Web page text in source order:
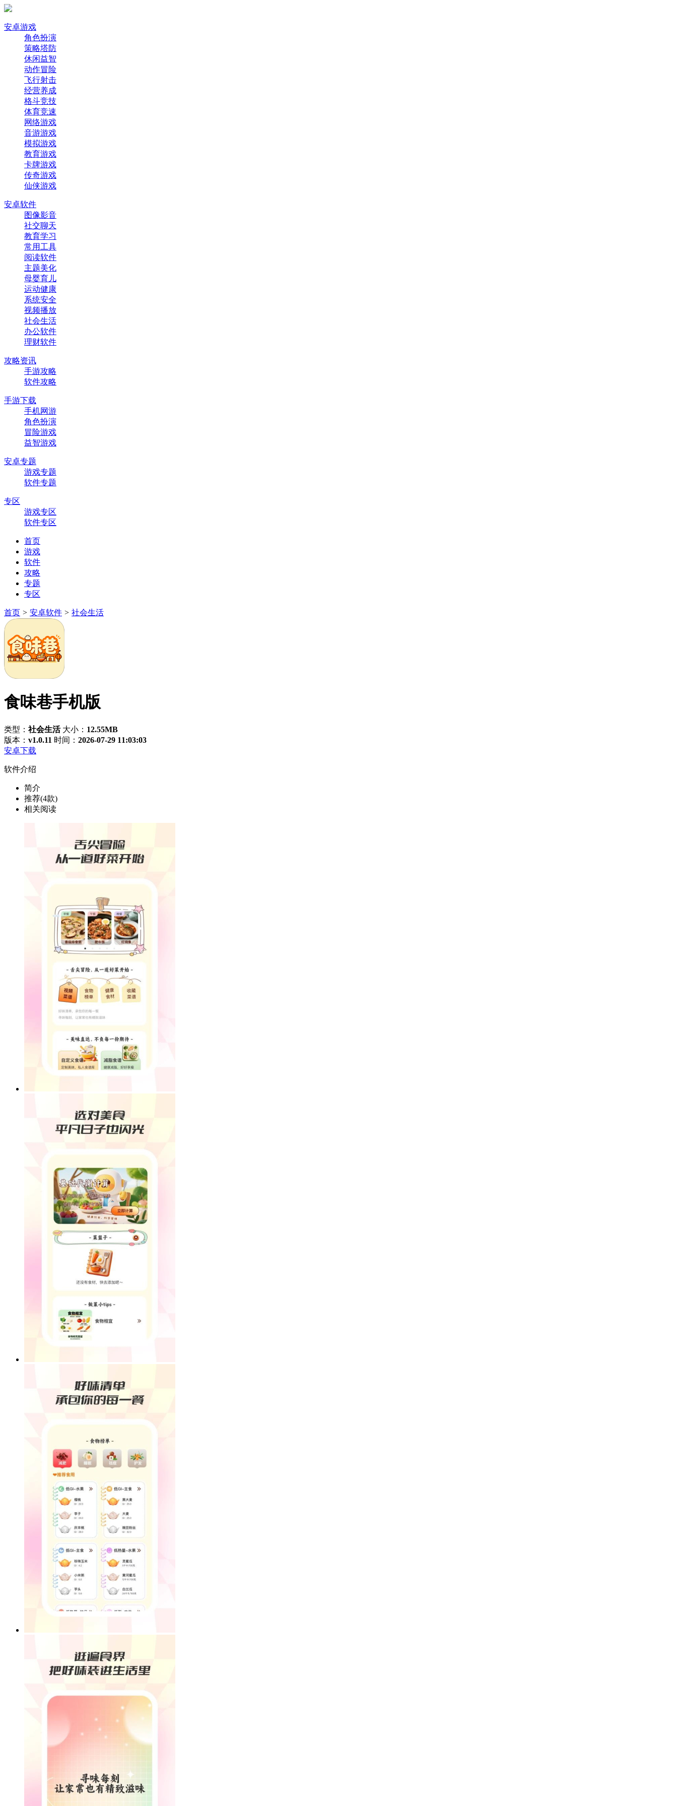
安卓游戏
角色扮演
策略塔防
休闲益智
动作冒险
飞行射击
经营养成
格斗竞技
体育竞速
网络游戏
音游游戏
模拟游戏
教育游戏
卡牌游戏
传奇游戏
仙侠游戏
安卓软件
图像影音
社交聊天
教育学习
常用工具
阅读软件
主题美化
母婴育儿
运动健康
系统安全
视频播放
社会生活
办公软件
理财软件
攻略资讯
手游攻略
软件攻略
手游下载
手机网游
角色扮演
冒险游戏
益智游戏
安卓专题
游戏专题
软件专题
专区
游戏专区
软件专区
首页
游戏
软件
攻略
专题
专区
首页 > 安卓软件 > 社会生活
食味巷手机版
类型： 社会生活 大小： 12.55MB
版本： v1.0.11 时间： 2026-07-29 11:03:03
安卓下载
软件介绍
简介
推荐(4款)
相关阅读